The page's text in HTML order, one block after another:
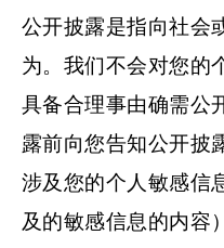
公开披露是指向社会
为。我们不会对您的
具备合理事由确需公
露前向您告知公开披
涉及您的个人敏感信
及的敏感信息的内容